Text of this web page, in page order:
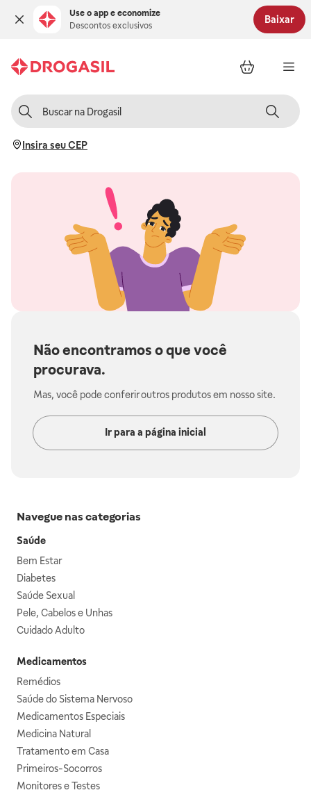
Use o app e economize
Descontos exclusivos
Baixar
Insira seu CEP
Não encontramos o que você
procurava.
Mas, você pode conferir outros produtos em nosso site.
Ir para a página inicial
Navegue nas categorias
Saúde
Bem Estar
Diabetes
Saúde Sexual
Pele, Cabelos e Unhas
Cuidado Adulto
Medicamentos
Remédios
Saúde do Sistema Nervoso
Medicamentos Especiais
Medicina Natural
Tratamento em Casa
Primeiros-Socorros
Monitores e Testes